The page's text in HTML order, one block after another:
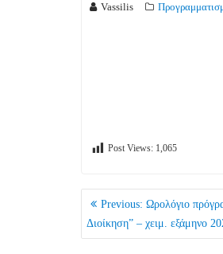
Vassilis
Post Views: 1,065
ΠΛΟΉΓΗΣΗ
Previous: Previous
post:
Ωρολόγιο
Διοίκηση” – χειμ. εξάμηνο